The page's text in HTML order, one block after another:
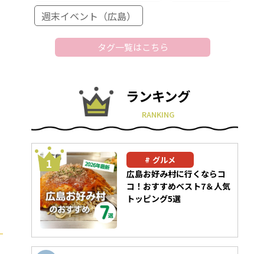
週末イベント（広島）
タグ一覧はこちら
ランキング
RANKING
グルメ
広島お好み村に行くならコ
コ！おすすめベスト7＆人気
トッピング5選